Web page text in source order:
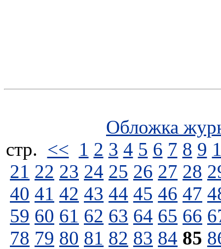
Обложка
стp. << 1 2 3 4 5 6 7 8 9
21 22 23 24 25 26 27 28
40 41 42 43 44 45 46 47
59 60 61 62 63 64 65 66
78 79 80 81 82 83 84 85